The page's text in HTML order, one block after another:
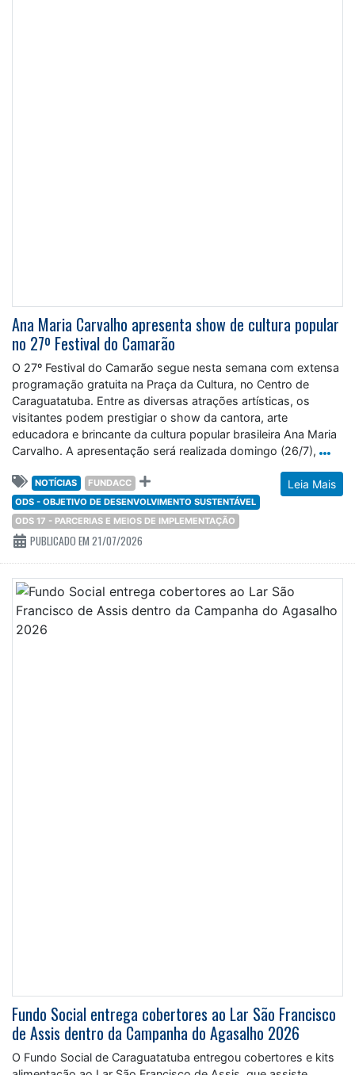
Ana Maria Carvalho apresenta show de cultura popular
no 27º Festival do Camarão
O 27º Festival do Camarão segue nesta semana com extensa
programação gratuita na Praça da Cultura, no Centro de
Caraguatatuba. Entre as diversas atrações artísticas, os
visitantes podem prestigiar o show da cantora, arte
educadora e brincante da cultura popular brasileira Ana Maria
Carvalho. A apresentação será realizada domingo (26/7),
Leia Mais
NOTÍCIAS
FUNDACC
ODS - OBJETIVO DE DESENVOLVIMENTO SUSTENTÁVEL
ODS 17 - PARCERIAS E MEIOS DE IMPLEMENTAÇÃO
PUBLICADO EM 21/07/2026
Fundo Social entrega cobertores ao Lar São Francisco
de Assis dentro da Campanha do Agasalho 2026
O Fundo Social de Caraguatatuba entregou cobertores e kits